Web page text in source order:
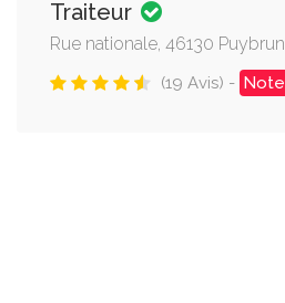
Traiteur
Rue nationale, 46130 Puybrun
(19 Avis) -